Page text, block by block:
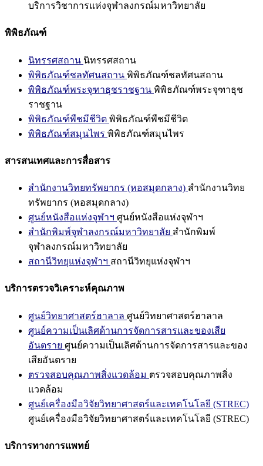
บริการวิชาการแห่งจุฬาลงกรณ์มหาวิทยาลัย
พิพิธภัณฑ์
นิทรรศสถาน นิทรรศสถาน
พิพิธภัณฑ์ชลทัศนสถาน พิพิธภัณฑ์ชลทัศนสถาน
พิพิธภัณฑ์พระจุฑาธุชราชฐาน พิพิธภัณฑ์พระจุฑาธุช
ราชฐาน
พิพิธภัณฑ์พืชมีชีวิต พิพิธภัณฑ์พืชมีชีวิต
พิพิธภัณฑ์สมุนไพร พิพิธภัณฑ์สมุนไพร
สารสนเทศและการสื่อสาร
สำนักงานวิทยทรัพยากร (หอสมุดกลาง) สำนักงานวิทย
ทรัพยากร (หอสมุดกลาง)
ศูนย์หนังสือแห่งจุฬาฯ ศูนย์หนังสือแห่งจุฬาฯ
สำนักพิมพ์จุฬาลงกรณ์มหาวิทยาลัย สำนักพิมพ์
จุฬาลงกรณ์มหาวิทยาลัย
สถานีวิทยุแห่งจุฬาฯ สถานีวิทยุแห่งจุฬาฯ
บริการตรวจวิเคราะห์คุณภาพ
ศูนย์วิทยาศาสตร์ฮาลาล ศูนย์วิทยาศาสตร์ฮาลาล
ศูนย์ความเป็นเลิศด้านการจัดการสารและของเสีย
อันตราย ศูนย์ความเป็นเลิศด้านการจัดการสารและของ
เสียอันตราย
ตรวจสอบคุณภาพสิ่งแวดล้อม ตรวจสอบคุณภาพสิ่ง
แวดล้อม
ศูนย์เครื่องมือวิจัยวิทยาศาสตร์และเทคโนโลยี (STREC)
ศูนย์เครื่องมือวิจัยวิทยาศาสตร์และเทคโนโลยี (STREC)
บริการทางการแพทย์